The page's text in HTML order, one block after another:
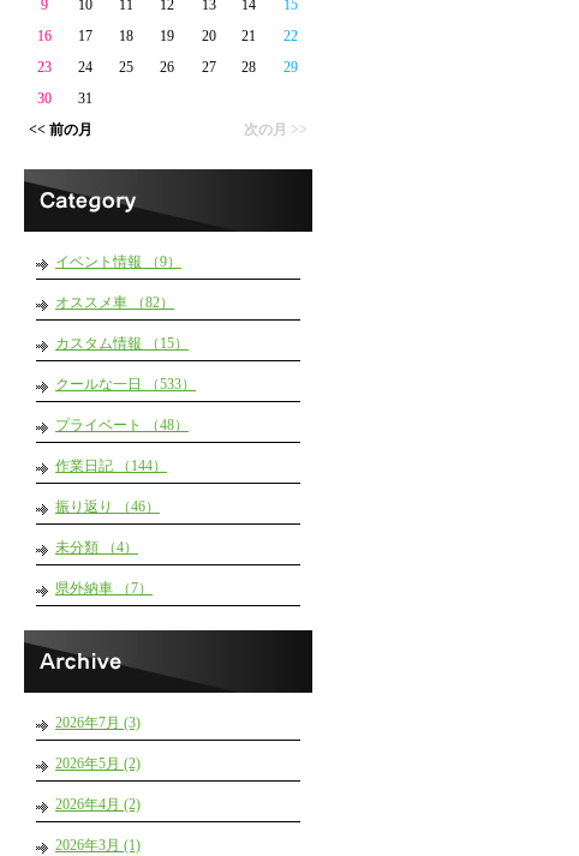
<< 前の月 次の月 >>
9
10 11 12 13 14
15
16
17 18 19 20 21
22
23
24 25 26 27 28
29
30
31
イベント情報 （9）
オススメ車 （82）
カスタム情報 （15）
クールな一日 （533）
プライベート （48）
作業日記 （144）
振り返り （46）
未分類 （4）
県外納車 （7）
2026年7月 (3)
2026年5月 (2)
2026年4月 (2)
2026年3月 (1)